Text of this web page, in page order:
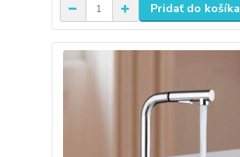
Pridať do košíka